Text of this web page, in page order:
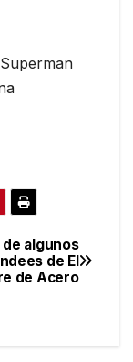
de algunos
de El
de Acero